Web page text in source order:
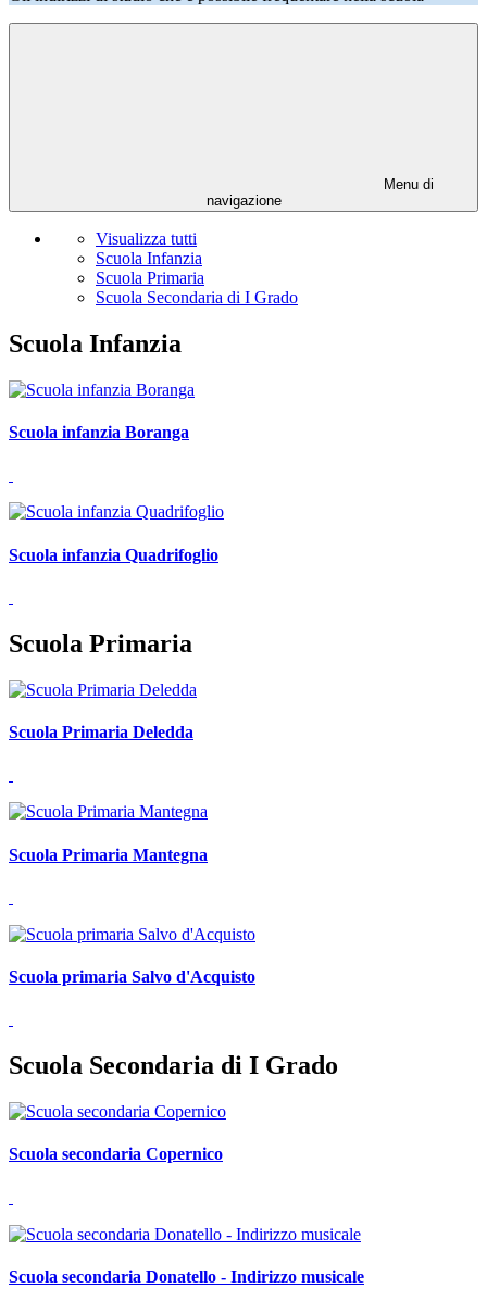
Menu di
navigazione
Visualizza tutti
Scuola Infanzia
Scuola Primaria
Scuola Secondaria di I Grado
Scuola Infanzia
Scuola infanzia Boranga
Scuola infanzia Quadrifoglio
Scuola Primaria
Scuola Primaria Deledda
Scuola Primaria Mantegna
Scuola primaria Salvo d'Acquisto
Scuola Secondaria di I Grado
Scuola secondaria Copernico
Scuola secondaria Donatello - Indirizzo musicale